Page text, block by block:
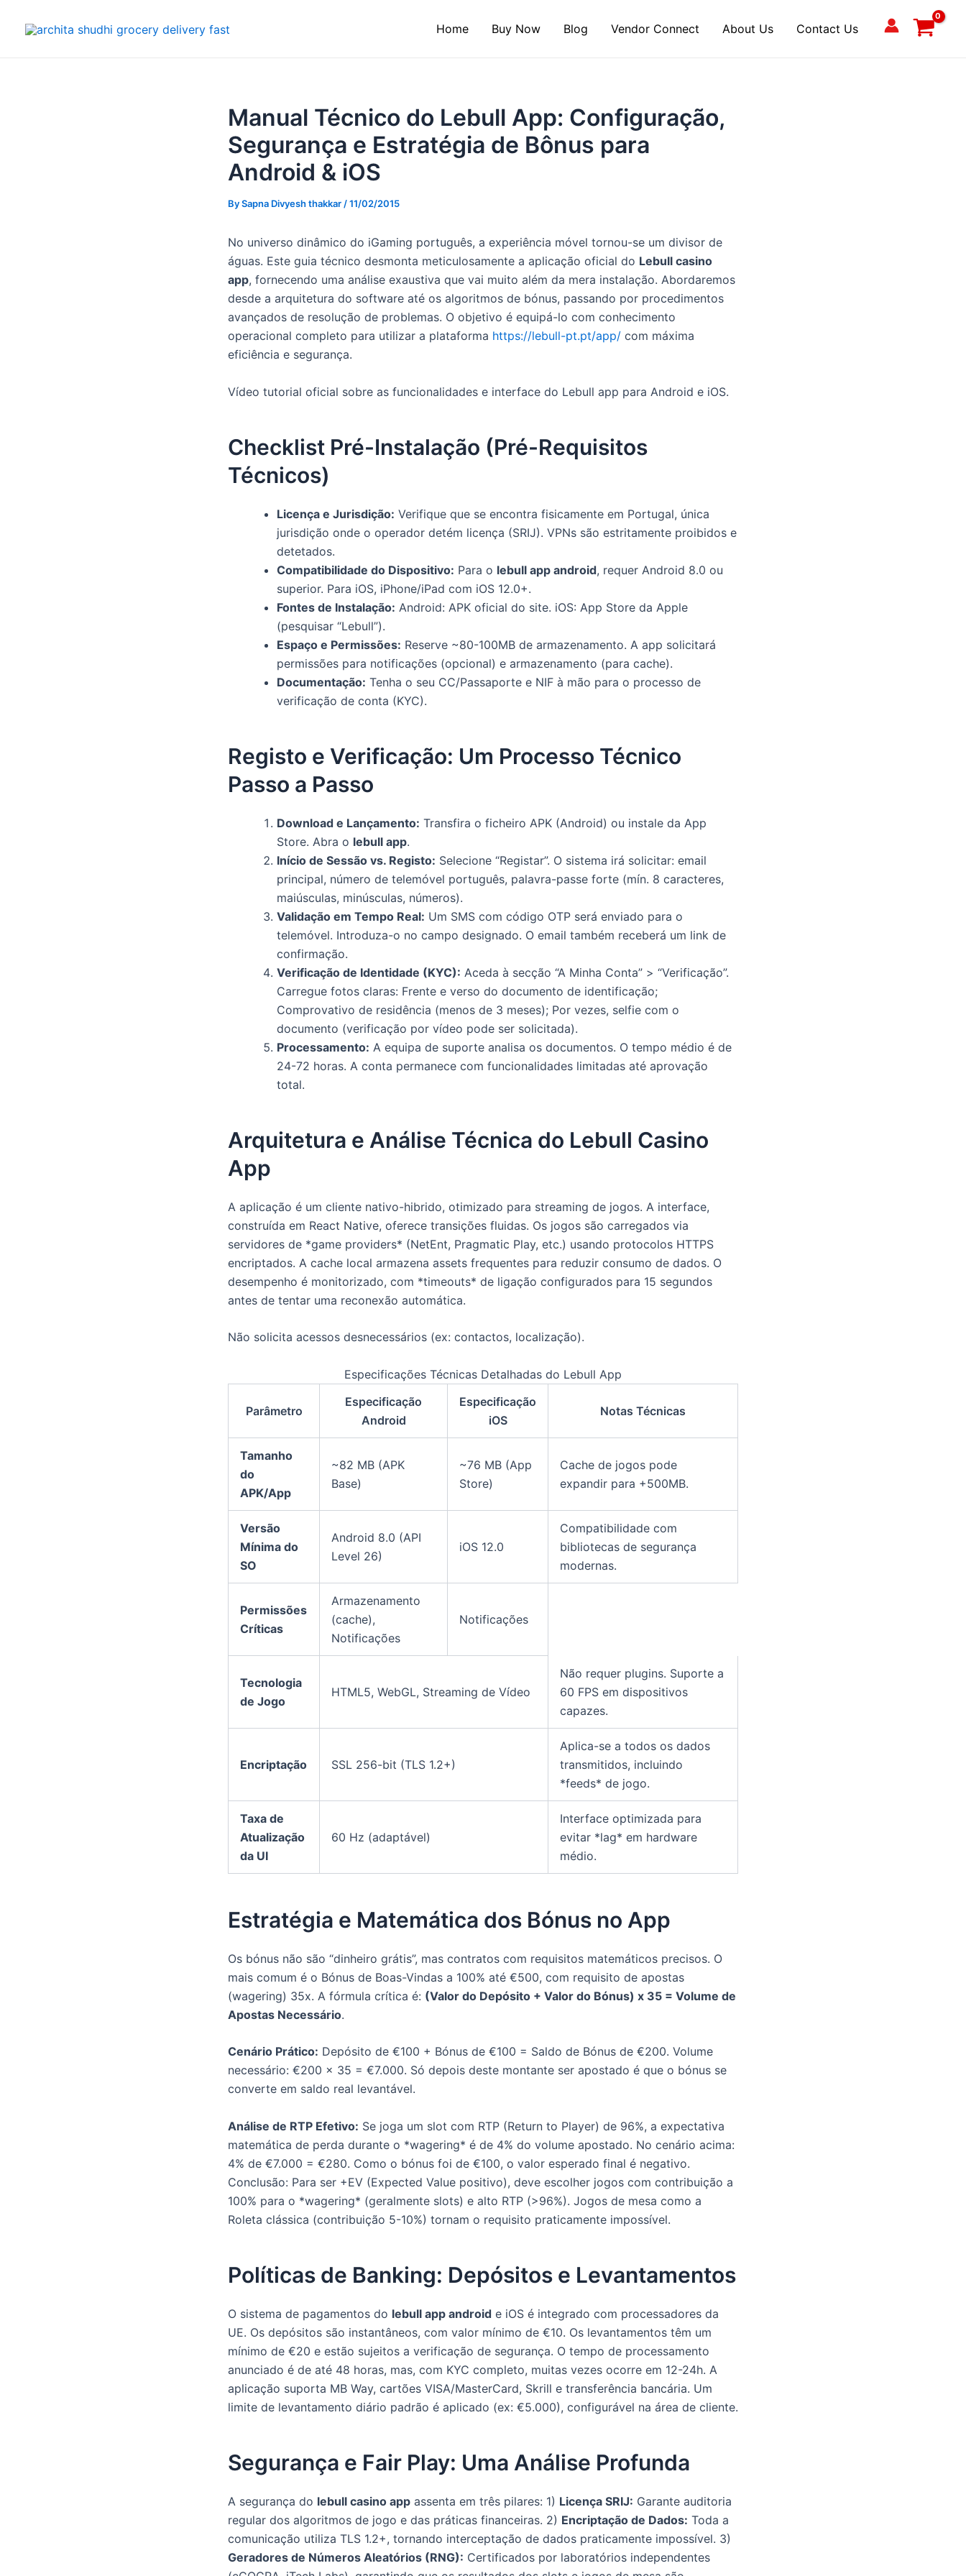
Home Buy Now Blog Vendor Connect About Us Contact Us
Manual Técnico do Lebull App: Configuração,
Segurança e Estratégia de Bônus para
Android & iOS
BySapna Divyesh thakkar /11/02/2015
No universo dinâmico do iGaming português, a experiência móvel tornou-se um divisor de
águas. Este guia técnico desmonta meticulosamente a aplicação oficial do Lebull casino
app, fornecendo uma análise exaustiva que vai muito além da mera instalação. Abordaremos
desde a arquitetura do software até os algoritmos de bónus, passando por procedimentos
avançados de resolução de problemas. O objetivo é equipá-lo com conhecimento
operacional completo para utilizar a plataforma https://lebull-pt.pt/app/ com máxima
eficiência e segurança.
Vídeo tutorial oficial sobre as funcionalidades e interface do Lebull app para Android e iOS.
Checklist Pré-Instalação (Pré-Requisitos
Técnicos)
Licença e Jurisdição: Verifique que se encontra fisicamente em Portugal, única
jurisdição onde o operador detém licença (SRIJ). VPNs são estritamente proibidos e
detetados.
Compatibilidade do Dispositivo: Para o lebull app android, requer Android 8.0 ou
superior. Para iOS, iPhone/iPad com iOS 12.0+.
Fontes de Instalação: Android: APK oficial do site. iOS: App Store da Apple
(pesquisar “Lebull”).
Espaço e Permissões: Reserve ~80-100MB de armazenamento. A app solicitará
permissões para notificações (opcional) e armazenamento (para cache).
Documentação: Tenha o seu CC/Passaporte e NIF à mão para o processo de
verificação de conta (KYC).
Registo e Verificação: Um Processo Técnico
Passo a Passo
Download e Lançamento: Transfira o ficheiro APK (Android) ou instale da App
Store. Abra o lebull app.
Início de Sessão vs. Registo: Selecione “Registar”. O sistema irá solicitar: email
principal, número de telemóvel português, palavra-passe forte (mín. 8 caracteres,
maiúsculas, minúsculas, números).
Validação em Tempo Real: Um SMS com código OTP será enviado para o
telemóvel. Introduza-o no campo designado. O email também receberá um link de
confirmação.
Verificação de Identidade (KYC): Aceda à secção “A Minha Conta” > “Verificação”.
Carregue fotos claras: Frente e verso do documento de identificação;
Comprovativo de residência (menos de 3 meses); Por vezes, selfie com o
documento (verificação por vídeo pode ser solicitada).
Processamento: A equipa de suporte analisa os documentos. O tempo médio é de
24-72 horas. A conta permanece com funcionalidades limitadas até aprovação
total.
Arquitetura e Análise Técnica do Lebull Casino
App
A aplicação é um cliente nativo-hibrido, otimizado para streaming de jogos. A interface,
construída em React Native, oferece transições fluidas. Os jogos são carregados via
servidores de *game providers* (NetEnt, Pragmatic Play, etc.) usando protocolos HTTPS
encriptados. A cache local armazena assets frequentes para reduzir consumo de dados. O
desempenho é monitorizado, com *timeouts* de ligação configurados para 15 segundos
antes de tentar uma reconexão automática.
Não solicita acessos desnecessários (ex: contactos, localização).
Especificações Técnicas Detalhadas do Lebull App
Parâmetro
Especificação
Android
Especificação
iOS
Notas Técnicas
Tamanho
do
APK/App
~82 MB (APK
Base)
~76 MB (App
Store)
Cache de jogos pode
expandir para +500MB.
Versão
Mínima do
SO
Android 8.0 (API
Level 26)
iOS 12.0
Compatibilidade com
bibliotecas de segurança
modernas.
Permissões
Críticas
Armazenamento
(cache),
Notificações
Notificações
Tecnologia
de Jogo
HTML5, WebGL, Streaming de Vídeo
Não requer plugins. Suporte a
60 FPS em dispositivos
capazes.
Encriptação SSL 256-bit (TLS 1.2+)
Aplica-se a todos os dados
transmitidos, incluindo
*feeds* de jogo.
Taxa de
Atualização
da UI
60 Hz (adaptável)
Interface optimizada para
evitar *lag* em hardware
médio.
Estratégia e Matemática dos Bónus no App
Os bónus não são “dinheiro grátis”, mas contratos com requisitos matemáticos precisos. O
mais comum é o Bónus de Boas-Vindas a 100% até €500, com requisito de apostas
(wagering) 35x. A fórmula crítica é: (Valor do Depósito + Valor do Bónus) x 35 = Volume de
Apostas Necessário.
Cenário Prático: Depósito de €100 + Bónus de €100 = Saldo de Bónus de €200. Volume
necessário: €200 x 35 = €7.000. Só depois deste montante ser apostado é que o bónus se
converte em saldo real levantável.
Análise de RTP Efetivo: Se joga um slot com RTP (Return to Player) de 96%, a expectativa
matemática de perda durante o *wagering* é de 4% do volume apostado. No cenário acima:
4% de €7.000 = €280. Como o bónus foi de €100, o valor esperado final é negativo.
Conclusão: Para ser +EV (Expected Value positivo), deve escolher jogos com contribuição a
100% para o *wagering* (geralmente slots) e alto RTP (>96%). Jogos de mesa como a
Roleta clássica (contribuição 5-10%) tornam o requisito praticamente impossível.
Políticas de Banking: Depósitos e Levantamentos
O sistema de pagamentos do lebull app android e iOS é integrado com processadores da
UE. Os depósitos são instantâneos, com valor mínimo de €10. Os levantamentos têm um
mínimo de €20 e estão sujeitos a verificação de segurança. O tempo de processamento
anunciado é de até 48 horas, mas, com KYC completo, muitas vezes ocorre em 12-24h. A
aplicação suporta MB Way, cartões VISA/MasterCard, Skrill e transferência bancária. Um
limite de levantamento diário padrão é aplicado (ex: €5.000), configurável na área de cliente.
Segurança e Fair Play: Uma Análise Profunda
A segurança do lebull casino app assenta em três pilares: 1) Licença SRIJ: Garante auditoria
regular dos algoritmos de jogo e das práticas financeiras. 2) Encriptação de Dados: Toda a
comunicação utiliza TLS 1.2+, tornando interceptação de dados praticamente impossível. 3)
Geradores de Números Aleatórios (RNG): Certificados por laboratórios independentes
navigation